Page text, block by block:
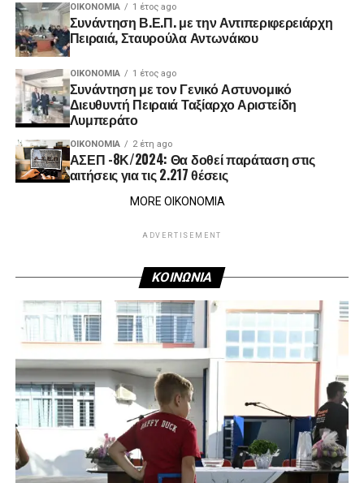
ΟΙΚΟΝΟΜΊΑ 1 έτος ago
Συνάντηση Β.Ε.Π. με την Αντιπεριφερειάρχη
Πειραιά, Σταυρούλα Αντωνάκου
ΟΙΚΟΝΟΜΊΑ 1 έτος ago
Συνάντηση με τον Γενικό Αστυνομικό
Διευθυντή Πειραιά Ταξίαρχο Αριστείδη
Λυμπεράτο
ΟΙΚΟΝΟΜΊΑ 2 έτη ago
ΑΣΕΠ -8Κ/2024: Θα δοθεί παράταση στις
αιτήσεις για τις 2.217 θέσεις
MORE ΟΙΚΟΝΟΜΙΑ
ADVERTISEMENT
ΚΟΙΝΩΝΙΑ